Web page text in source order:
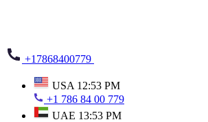
+17868400779
USA 12:53 PM
+1 786 84 00 779
UAE 13:53 PM